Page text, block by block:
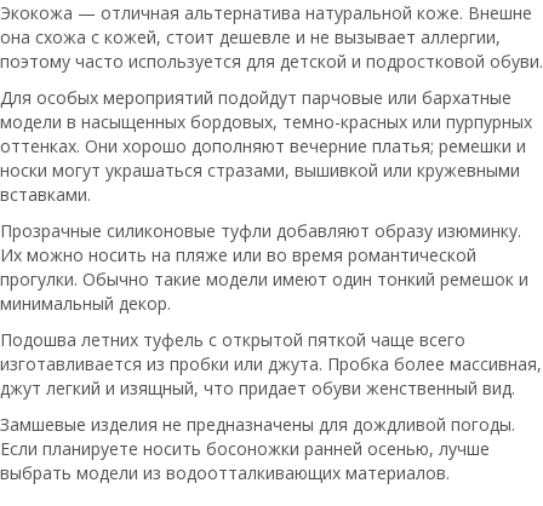
Экокожа — отличная альтернатива натуральной коже. Внешне
она схожа с кожей, стоит дешевле и не вызывает аллергии,
поэтому часто используется для детской и подростковой обуви.
Для особых мероприятий подойдут парчовые или бархатные
модели в насыщенных бордовых, темно-красных или пурпурных
оттенках. Они хорошо дополняют вечерние платья; ремешки и
носки могут украшаться стразами, вышивкой или кружевными
вставками.
Прозрачные силиконовые туфли добавляют образу изюминку.
Их можно носить на пляже или во время романтической
прогулки. Обычно такие модели имеют один тонкий ремешок и
минимальный декор.
Подошва летних туфель с открытой пяткой чаще всего
изготавливается из пробки или джута. Пробка более массивная,
джут легкий и изящный, что придает обуви женственный вид.
Замшевые изделия не предназначены для дождливой погоды.
Если планируете носить босоножки ранней осенью, лучше
выбрать модели из водоотталкивающих материалов.